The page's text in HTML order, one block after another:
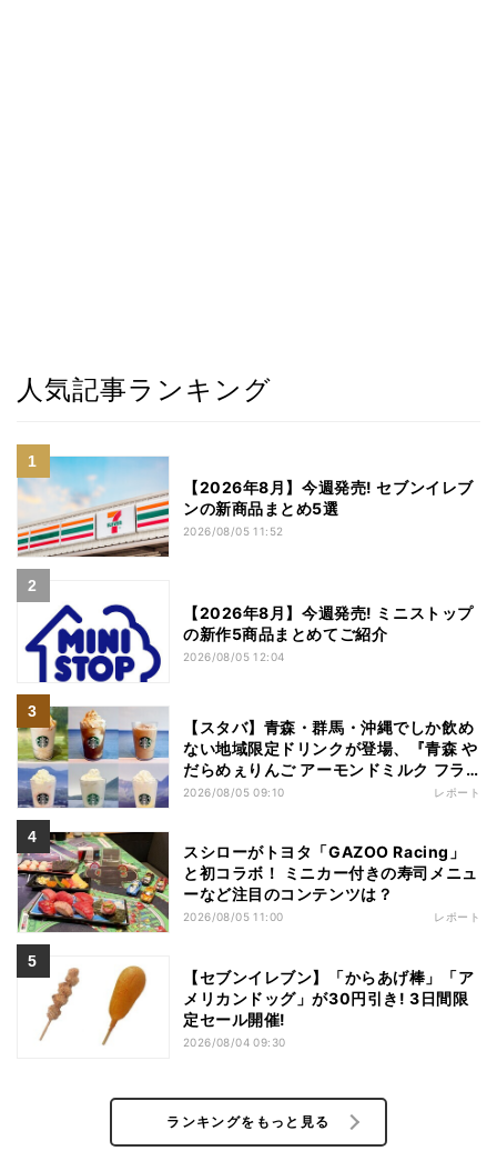
人気記事ランキング
【2026年8月】今週発売! セブンイレブ
ンの新商品まとめ5選
2026/08/05 11:52
【2026年8月】今週発売! ミニストップ
の新作5商品まとめてご紹介
2026/08/05 12:04
【スタバ】青森・群馬・沖縄でしか飲め
ない地域限定ドリンクが登場、『青森 や
だらめぇりんご アーモンドミルク フラ
ペチーノ』など6種を本気レビュー
2026/08/05 09:10 レポート
スシローがトヨタ「GAZOO Racing」
と初コラボ！ ミニカー付きの寿司メニュ
ーなど注目のコンテンツは？
2026/08/05 11:00 レポート
【セブンイレブン】「からあげ棒」「ア
メリカンドッグ」が30円引き! 3日間限
定セール開催!
2026/08/04 09:30
ランキングをもっと見る